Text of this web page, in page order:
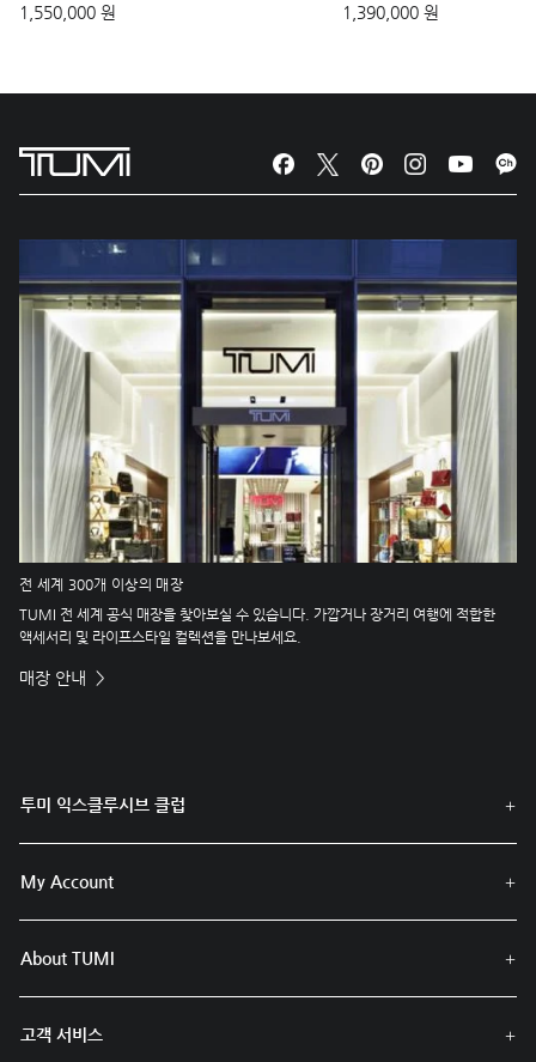
1,550,000 원 1,390,000 원
전 세계 300개 이상의 매장
TUMI 전 세계 공식 매장을 찾아보실 수 있습니다. 가깝거나 장거리 여행에 적합한
액세서리 및 라이프스타일 컬렉션을 만나보세요.
매장 안내
투미 익스클루시브 클럽
My Account
About TUMI
고객 서비스